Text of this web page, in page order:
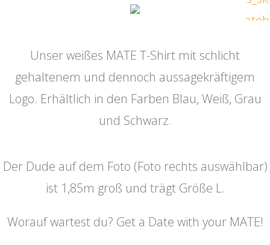
Unser weißes MATE T-Shirt mit schlicht
gehaltenem und dennoch aussagekräftigem
Logo. Erhältlich in den Farben Blau, Weiß, Grau
und Schwarz.
Der Dude auf dem Foto (Foto rechts auswählbar)
ist 1,85m groß und trägt Größe L.
Worauf wartest du? Get a Date with your MATE!